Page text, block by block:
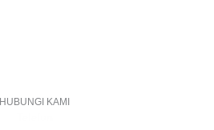
HUBUNGI KAMI